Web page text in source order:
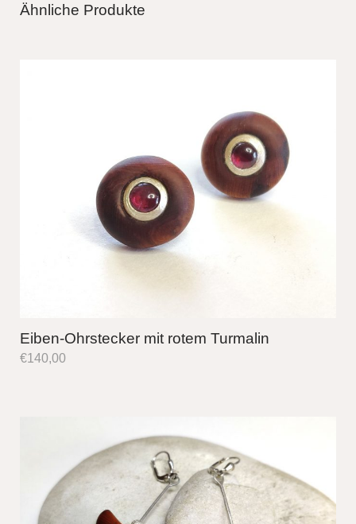
Ähnliche Produkte
Eiben-Ohrstecker mit rotem Turmalin
€140,00